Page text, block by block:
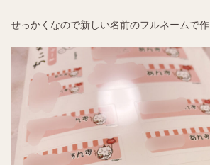
せっかくなので新しい名前のフルネームで作